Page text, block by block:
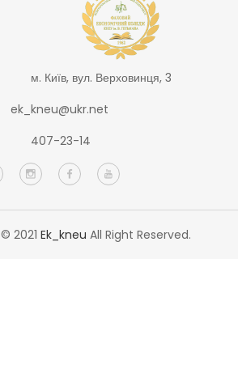
м. Київ, вул. Верховинця, 3
ek_kneu@ukr.net
407-23-14
© 2021 Ek_kneu All Right Reserved.